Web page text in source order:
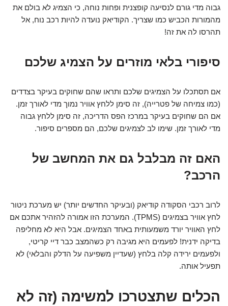
גבוה מדי גורם לנסיעה קופצנית ופחות נוחה, כי הצמיג לא בולם את
מהמורות הכביש כמו שצריך. הקודיאק נועדה להיות רכב נוח, אל
תהרסו לה את זה!
סיפורי בלאי מוזרים על הצמיג שלכם
אם תסתכלו על הצמיגים שלכם ותראו שהם שחוקים בעיקר בצדדים
(כמו צמיחה של פטרייה), זה סימן ללחץ אוויר נמוך מדי לאורך זמן.
אם הם שחוקים בעיקר במרכז הפס הדריכה, זה סימן ללחץ גבוה
מדי לאורך זמן. שימו לב לצמיגים שלכם, הם מספרים סיפור.
האם זה מבלבל גם את המחשב של
הרכב?
לרוב רכבי הסקודה קודיאק (ובעיקר החדשים יותר) יש מערכת ניטור
לחץ אוויר בצמיגים (TPMS). המערכת הזו אמורה להזהיר אתכם אם
לחץ האוויר יורד משמעותית באחד הצמיגים. אבל היא לא מחליפה
בדיקה ידנית! לפעמים היא מגיבה רק כשהמצב כבר דיי קריטי,
ולפעמים ירידה קלה בלחץ (שעדיין משפיעה על הדלק והבלאי) לא
תפעיל אותה.
הכלים שתצטרכו למשימה (זה לא